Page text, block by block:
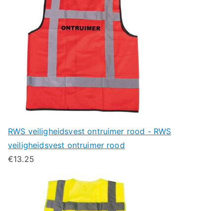
RWS veiligheidsvest ontruimer rood - RWS
veiligheidsvest ontruimer rood
€13.25